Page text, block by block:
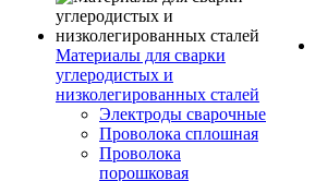
Материалы для сварки
углеродистых и
низколегированных сталей
Электроды сварочные
Проволока сплошная
Проволока
порошковая